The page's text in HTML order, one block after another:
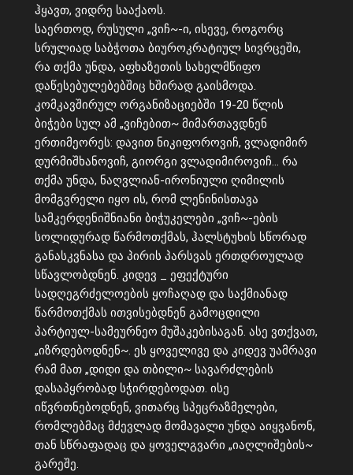
ჰყავთ, ვიდრე სააქაოს.
საერთოდ, რუსული „ვიჩ~-ი, ისევე, როგორც
სრულიად საბჭოთა ბიუროკრატიულ სივრცეში,
რა თქმა უნდა, აფხაზეთის სახელმწიფო
დაწესებულებებშიც ხშირად გაისმოდა.
კომკავშირულ ორგანიზაციებში 19-20 წლის
ბიჭები სულ ამ „ვიჩებით~ მიმართავდნენ
ერთიმეორეს: დავით ნიკიფოროვიჩ, ვლადიმირ
დურმიშხანოვიჩ, გიორგი ვლადიმიროვიჩ… რა
თქმა უნდა, ნაღვლიან-ირონიული ღიმილის
მომგვრელი იყო ის, რომ ლენინისთავა
სამკერდენიშნიანი ბიჭუკელები „ვიჩ~-ების
სოლიდურად წარმოთქმას, ჰალსტუხის სწორად
განასკვნასა და პირის პარსვას ერთდროულად
სწავლობდნენ. კიდევ _ ეფექტური
სადღეგრძელოების ყოჩაღად და საქმიანად
წარმოთქმას ითვისებდნენ გამოცდილი
პარტიულ-სამეურნეო მუშაკებისაგან. ასე ვთქვათ,
„იზრდებოდნენ~. ეს ყოველივე და კიდევ უამრავი
რამ მათ „დიდი და თბილი~ სავარძლების
დასაპყრობად სჭირდებოდათ. ისე
იწვრთნებოდნენ, ვითარც სპეცრაზმელები,
რომლებმაც მძევლად მომავალი უნდა აიყვანონ,
თან სწრაფადაც და ყოველგვარი „იაღლიშების~
გარეშე.